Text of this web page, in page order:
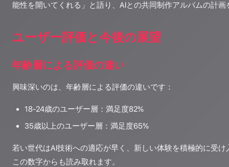
能性を開いてくれる」と語り、AIとの共同制作アルバムの計画
ユーザー評価と今後の展望
年齢層による評価の違い
興味深いのは、年齢層による評価の違いです：
18-24歳のユーザー層：満足度82%
35歳以上のユーザー層：満足度65%
若い世代はAI技術への適応が早く、新しい体験を積極的に受
この数字からも読み取れます。